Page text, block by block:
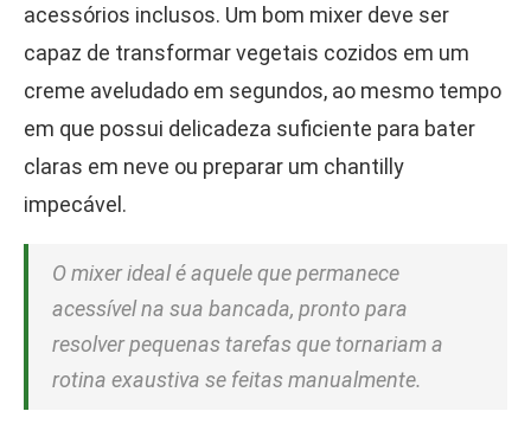
acessórios inclusos. Um bom mixer deve ser
capaz de transformar vegetais cozidos em um
creme aveludado em segundos, ao mesmo tempo
em que possui delicadeza suficiente para bater
claras em neve ou preparar um chantilly
impecável.
O mixer ideal é aquele que permanece
acessível na sua bancada, pronto para
resolver pequenas tarefas que tornariam a
rotina exaustiva se feitas manualmente.